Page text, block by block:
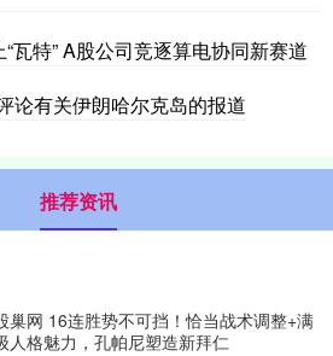
瓦特” A股公司竞逐算电协同新赛道
论有关伊朗哈尔克岛的报道
推荐资讯
巢网 16连胜势不可挡！恰当战术调整+满
人格魅力，孔帕尼塑造新拜仁